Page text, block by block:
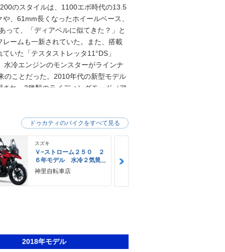
のスタイルは、1100エボ時代の13.5
、61mm長くなったホイールベース、
って、「ディアベルに似てきた？」と
ームも一新されていた。また、搭載
いた「テスタストレッタ11°DS」
冷エンジンのモンスターがラインナ
のことだった。2010年代の新型モデル
れ、3種類のライディングモード（ア
ントに変更された。また、初期モデ
車体がバンクしている時でも制御でき
スズキ
Ｖ−ストローム２５０ ２
６年モデル 水冷２気筒
エンジン ＬＥＤヘッド
ライト標準装備
神里自転車店
ドゥカティのバイクをすべて見る
2018年モデル